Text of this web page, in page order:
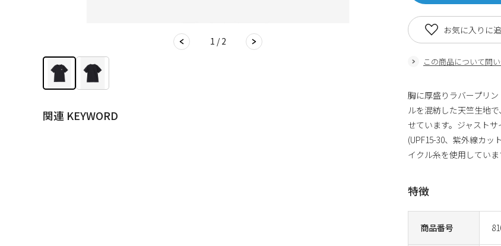
1 / 2
関連 KEYWORD
商品番号
この商品について問
お気に入りに
胸に厚盛りラバープリ
ルを混紡した天竺生地
せています。ジャスト
(UPF15-30、紫外線カ
イクル糸を使用していま
特徴